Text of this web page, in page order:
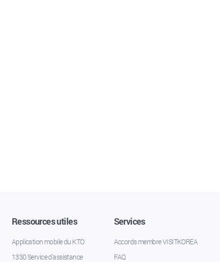
Ressources utiles
Application mobile du KTO
1330 Service d'assistance
Services
Accords membre VISITKOREA
FAQ